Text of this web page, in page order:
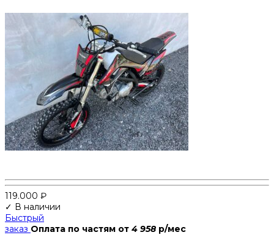
119.000 ₽
✓ В наличии
Быстрый
заказ Оплата по частям от 4 958 р/мес